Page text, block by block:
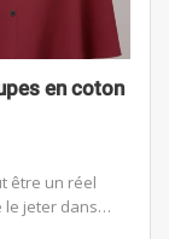
en coton
être un réel
le jeter dans…